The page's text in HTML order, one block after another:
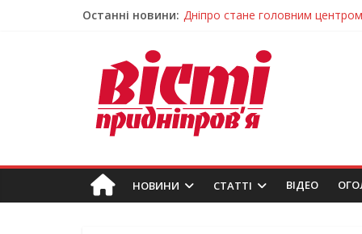
Останні новини: Засинання після півночі може
На Дніпропетровщині різко
У Самарі провели незвичайний
Дніпро стане головним центром
НОВИНИ СТАТТІ ВIДЕО